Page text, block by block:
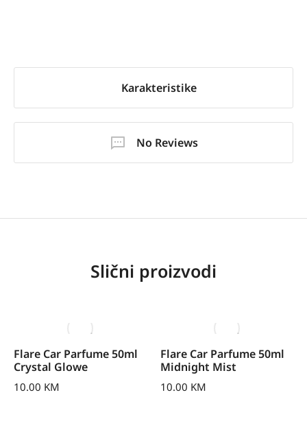
Karakteristike
No Reviews
Slični proizvodi
Flare Car Parfume 50ml
Crystal Glowe
10.00 KM
Flare Car Parfume 50ml
Midnight Mist
10.00 KM